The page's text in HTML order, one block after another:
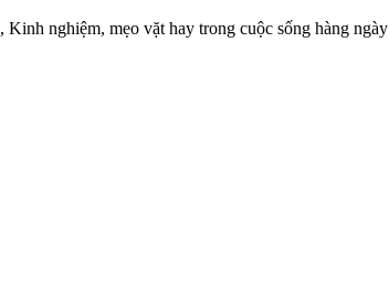
, Kinh nghiệm, mẹo vặt hay trong cuộc sống hàng ngày